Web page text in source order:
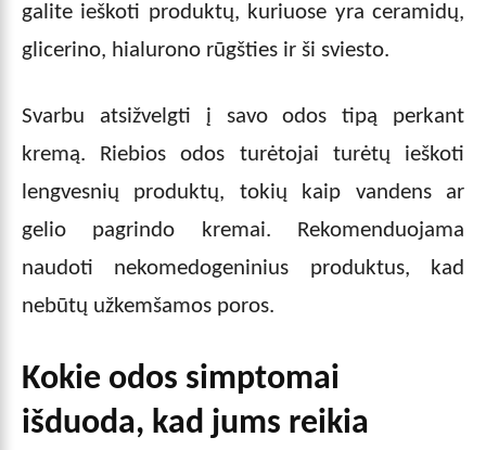
galite ieškoti produktų, kuriuose yra ceramidų,
glicerino, hialurono rūgšties ir ši sviesto.
Svarbu atsižvelgti į savo odos tipą perkant
kremą. Riebios odos turėtojai turėtų ieškoti
lengvesnių produktų, tokių kaip vandens ar
gelio pagrindo kremai. Rekomenduojama
naudoti nekomedogeninius produktus, kad
nebūtų užkemšamos poros.
Kokie odos simptomai
išduoda, kad jums reikia